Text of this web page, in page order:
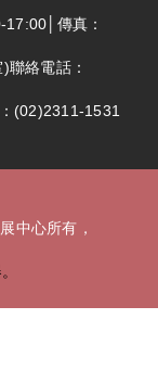
傳真：
絡電話：
(02)2311-1531
中心所有，